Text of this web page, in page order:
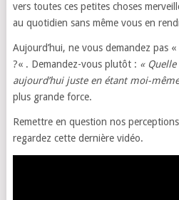
vers toutes ces petites choses
au quotidien sans même vous en
Aujourd’hui, ne vous demandez pas
?« . Demandez-vous plutôt : «
aujourd’hui juste en étant moi-
plus grande force.
Remettre en question nos
regardez cette dernière vidéo.